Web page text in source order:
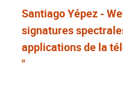
Santiago Yépez -
signatures
applications de la
"